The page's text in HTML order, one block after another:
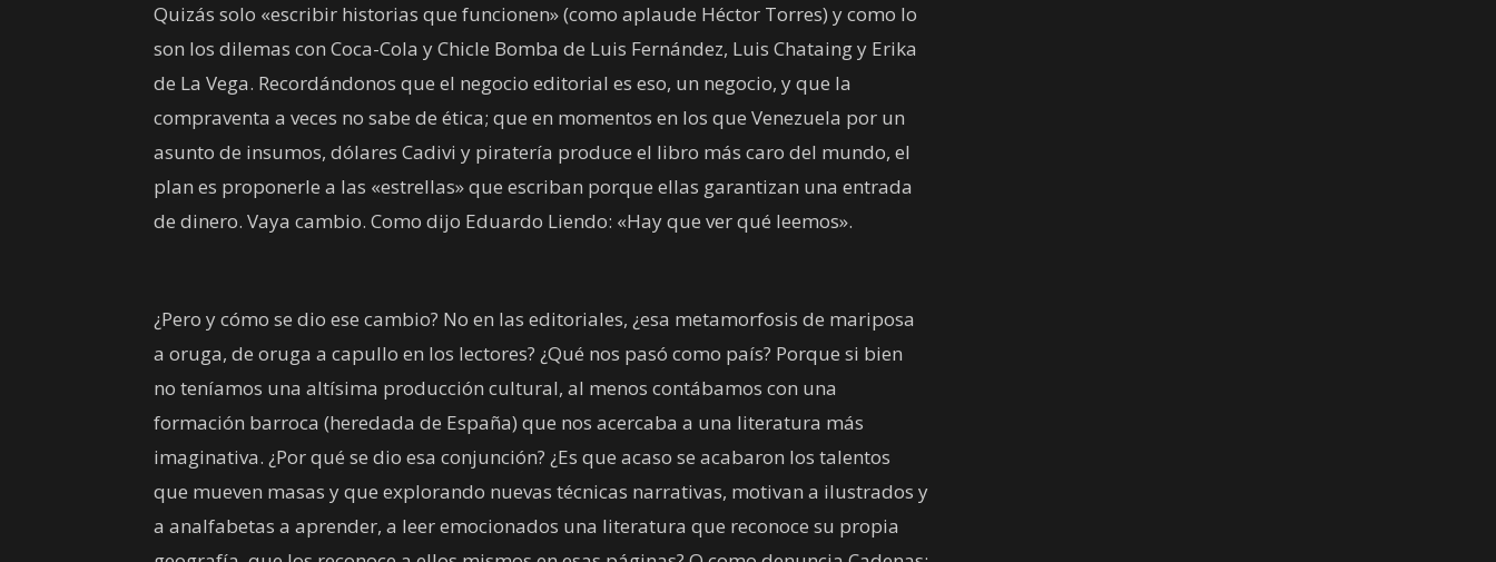
Quizás solo «escribir historias que funcionen» (como aplaude Héctor Torres) y como lo
son los dilemas con Coca-Cola y Chicle Bomba de Luis Fernández, Luis Chataing y Erika
de La Vega. Recordándonos que el negocio editorial es eso, un negocio, y que la
compraventa a veces no sabe de ética; que en momentos en los que Venezuela por un
asunto de insumos, dólares Cadivi y piratería produce el libro más caro del mundo, el
plan es proponerle a las «estrellas» que escriban porque ellas garantizan una entrada
de dinero. Vaya cambio. Como dijo Eduardo Liendo: «Hay que ver qué leemos».
¿Pero y cómo se dio ese cambio? No en las editoriales, ¿esa metamorfosis de mariposa
a oruga, de oruga a capullo en los lectores? ¿Qué nos pasó como país? Porque si bien
no teníamos una altísima producción cultural, al menos contábamos con una
formación barroca (heredada de España) que nos acercaba a una literatura más
imaginativa. ¿Por qué se dio esa conjunción? ¿Es que acaso se acabaron los talentos
que mueven masas y que explorando nuevas técnicas narrativas, motivan a ilustrados y
a analfabetas a aprender, a leer emocionados una literatura que reconoce su propia